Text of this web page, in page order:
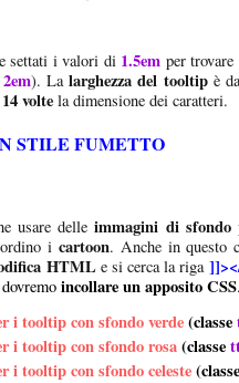
settati i valori di 1.5em per
2em). Lalarghezza del tooltipè
14 volte la dimensione dei caratteri.
STILE FUMETTO
usare delle immagini di sfondo
icartoon. Anche in questo
HTMLe si cerca la riga
incollare un apposito CSS
i tooltip con sfondo verde(classe
i tooltip con sfondo rosa(classe
i tooltip con sfondo celeste(classe